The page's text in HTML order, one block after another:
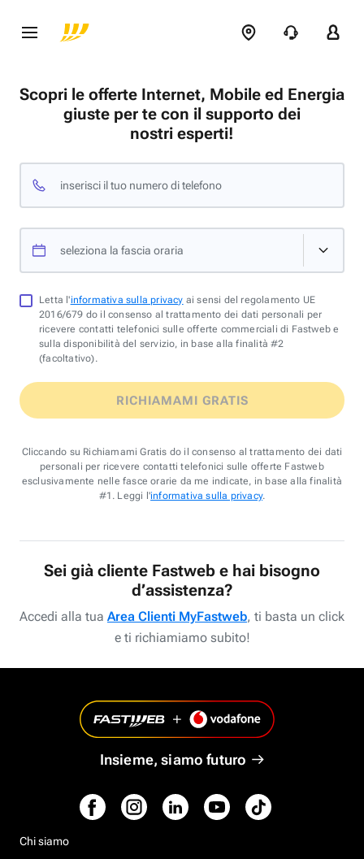
Scopri le offerte Internet, Mobile ed Energia
giuste per te con il supporto dei
nostri esperti!
inserisci il tuo numero di telefono
seleziona la fascia oraria
Letta l'informativa sulla privacy ai sensi del regolamento UE
2016/679 do il consenso al trattamento dei dati personali per
ricevere contatti telefonici sulle offerte commerciali di Fastweb e
sulla disponibilità del servizio, in base alla finalità #2
(facoltativo).
RICHIAMAMI GRATIS
Cliccando su Richiamami Gratis do il consenso al trattamento dei dati
personali per ricevere contatti telefonici sulle offerte Fastweb
esclusivamente nelle fasce orarie da me indicate, in base alla finalità
#1. Leggi l'informativa sulla privacy.
Sei già cliente Fastweb e hai bisogno
d’assistenza?
Accedi alla tua Area Clienti MyFastweb, ti basta un click
e ti richiamiamo subito!
Insieme, siamo futuro
Chi siamo